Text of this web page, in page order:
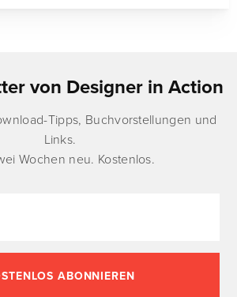
von Designer in Action
Tipps, Buchvorstellungen und
Links.
Wochen neu. Kostenlos.